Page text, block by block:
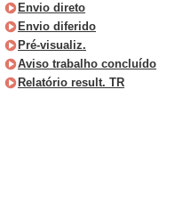
Envio direto
Envio diferido
Pré-visualiz.
Aviso trabalho concluído
Relatório result. TR